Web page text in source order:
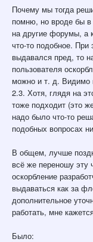
Почему мы тогда
помню, но вроде бы в
на другие форумы, а
что-то подобное. При
выдавался пред, то
пользователя
можно и т. д. Видимо
2.3. Хотя, глядя на
тоже подходит (это
надо было что-то
подобных вопросах
В общем, лучше
всё же переношу эту
оскорбление
выдаваться как за
дополнительное
работать, мне
Было: